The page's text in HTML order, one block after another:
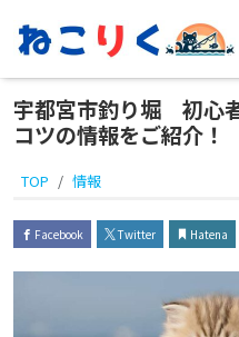
宇都宮市釣り堀 初心
コツの情報をご紹介！
TOP 情報
Facebook Twitter Hatena